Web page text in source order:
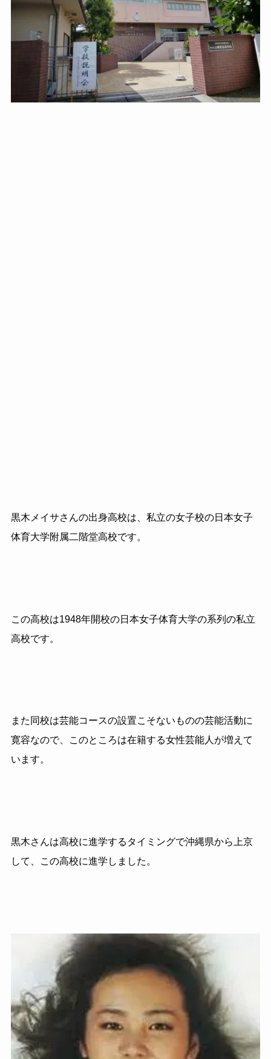
黒木メイサさんの出身高校は、私立の女子校の日本女子
体育大学附属二階堂高校です。
この高校は1948年開校の日本女子体育大学の系列の私立
高校です。
また同校は芸能コースの設置こそないものの芸能活動に
寛容なので、このところは在籍する女性芸能人が増えて
います。
黒木さんは高校に進学するタイミングで沖縄県から上京
して、この高校に進学しました。